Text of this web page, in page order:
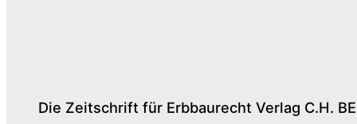
Die Zeitschrift für Erbbaurecht Verlag C.H.